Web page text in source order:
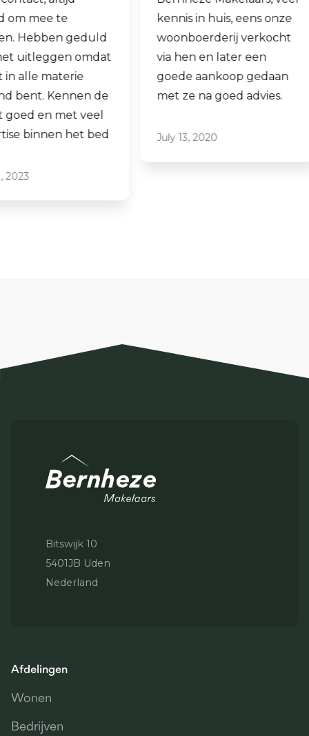
kennis in huis, eens onze
woonboerderij verkocht
via hen en later een
goede aankoop gedaan
met ze na goed advies.
July 13, 2020
hen laten
ook een
aankopen.
Laagdrempelig
professioneel, ik
Bitswijk 10
5401JB Uden
Nederland
Afdelingen
Wonen
Bedrijven